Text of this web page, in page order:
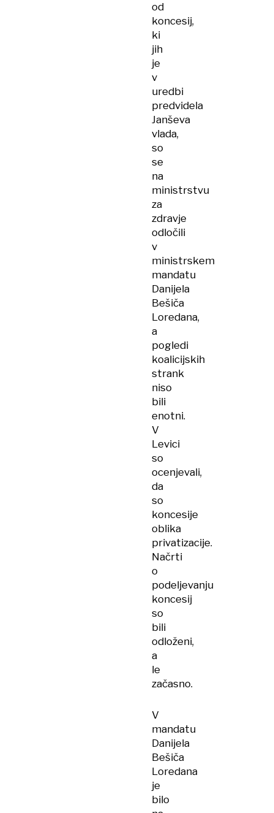
od
koncesij,
ki
jih
je
v
uredbi
predvidela
Janševa
vlada,
so
se
na
ministrstvu
za
zdravje
odločili
v
ministrskem
mandatu
Danijela
Bešiča
Loredana,
a
pogledi
koalicijskih
strank
niso
bili
enotni.
V
Levici
so
ocenjevali,
da
so
koncesije
oblika
privatizacije.
Načrti
o
podeljevanju
koncesij
so
bili
odloženi,
a
le
začasno.
V
mandatu
Danijela
Bešiča
Loredana
je
bilo